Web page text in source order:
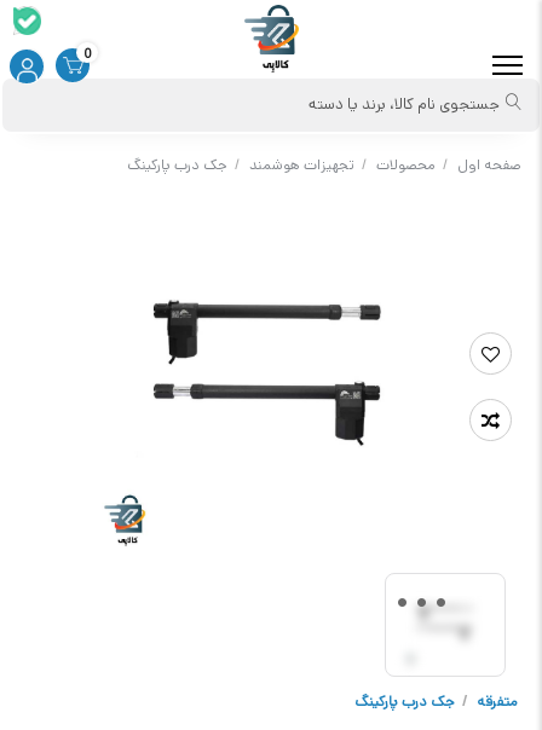
جستجوی نام کالا، برند یا دسته
0
صفحه اول / محصولات / تجهیزات هوشمند / جک درب پارکینگ
متفرقه / جک درب پارکینگ